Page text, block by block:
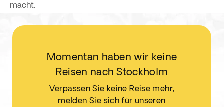
macht.
Momentan haben wir keine
Reisen nach Stockholm
Verpassen Sie keine Reise mehr,
melden Sie sich für unseren